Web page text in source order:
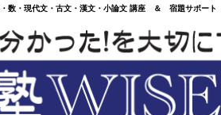
・現代文・古文・漢文・小論文 講座 ＆ 宿題サポー